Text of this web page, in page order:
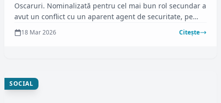
Oscaruri. Nominalizată pentru cel mai bun rol secundar a
avut un conflict cu un aparent agent de securitate, pe
care îl acuză că „a împins-o”.
18 Mar 2026 Citește
SOCIAL